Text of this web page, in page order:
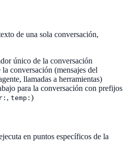
de una sola conversación,
único de la conversación
conversación (mensajes del
llamadas a herramientas)
para la conversación con prefijos
, temp: )
en puntos específicos de la